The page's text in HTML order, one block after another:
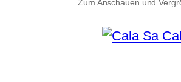
Zum Anschauen und